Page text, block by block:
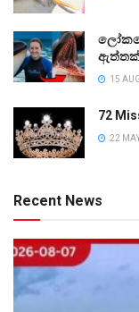
15
72
22
Recent News